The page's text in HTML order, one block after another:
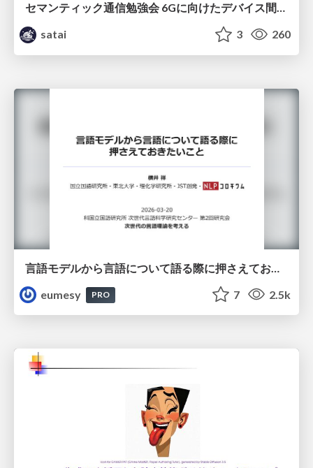
セマンティック通信勉強会 6Gに向けたデバイス間効率的な通信の技術紹介・課題・今後展望
satai
3 260
eumesy
PRO 7 2.5k